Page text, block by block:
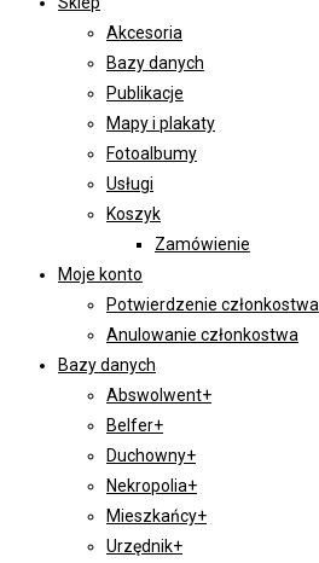
Akcesoria
Bazy danych
Publikacje
Mapy i plakaty
Fotoalbumy
Usługi
Koszyk
Zamówienie
Moje konto
Potwierdzenie członkostwa
Anulowanie członkostwa
Bazy danych
Abswolwent+
Belfer+
Duchowny+
Nekropolia+
Mieszkańcy+
Urzędnik+